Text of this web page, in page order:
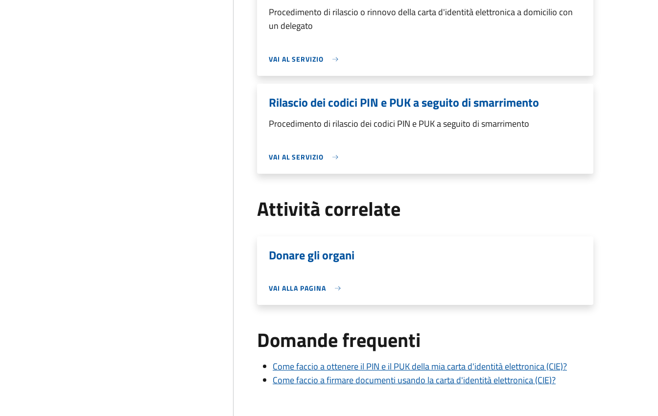
Procedimento di rilascio o rinnovo della carta d'identità elettronica a domicilio con
un delegato
VAI AL SERVIZIO
Rilascio dei codici PIN e PUK a seguito di smarrimento
Procedimento di rilascio dei codici PIN e PUK a seguito di smarrimento
VAI AL SERVIZIO
Attività correlate
Donare gli organi
VAI ALLA PAGINA
Domande frequenti
Come faccio a ottenere il PIN e il PUK della mia carta d'identità elettronica (CIE)?
Come faccio a firmare documenti usando la carta d'identità elettronica (CIE)?